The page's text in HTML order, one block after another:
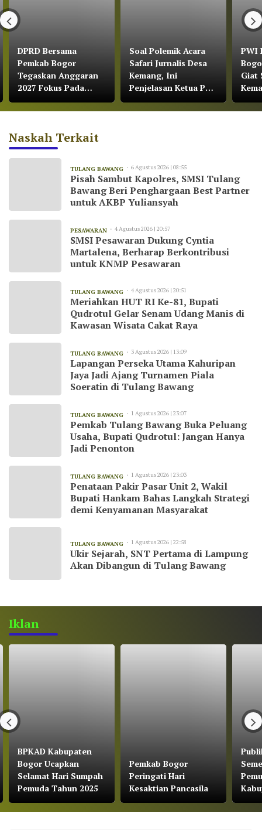
DPRD Bersama
Pemkab Bogor
Tegaskan Anggaran
2027 Fokus Pada
Pertumbuhan
Ekonomi dan
Pembangunan
Soal Polemik Acara
Safari Jurnalis Desa
Kemang, Ini
Penjelasan Ketua PWI
Kabupaten Bogor
PWI
Giat
Naskah Terkait
TULANG BAWANG 6 Agustus 2026 | 08:55
Pisah Sambut Kapolres, SMSI Tulang
Bawang Beri Penghargaan Best Partner
untuk AKBP Yuliansyah
PESAWARAN 4 Agustus 2026 | 20:57
SMSI Pesawaran Dukung Cyntia
Martalena, Berharap Berkontribusi
untuk KNMP Pesawaran
TULANG BAWANG 4 Agustus 2026 | 20:51
Meriahkan HUT RI Ke-81, Bupati
Qudrotul Gelar Senam Udang Manis di
Kawasan Wisata Cakat Raya
TULANG BAWANG 3 Agustus 2026 | 13:09
Lapangan Perseka Utama Kahuripan
Jaya Jadi Ajang Turnamen Piala
Soeratin di Tulang Bawang
TULANG BAWANG 1 Agustus 2026 | 23:07
Pemkab Tulang Bawang Buka Peluang
Usaha, Bupati Qudrotul: Jangan Hanya
Jadi Penonton
TULANG BAWANG 1 Agustus 2026 | 23:03
Penataan Pakir Pasar Unit 2, Wakil
Bupati Hankam Bahas Langkah Strategi
demi Kenyamanan Masyarakat
TULANG BAWANG 1 Agustus 2026 | 22:58
Ukir Sejarah, SNT Pertama di Lampung
Akan Dibangun di Tulang Bawang
Iklan
BPKAD Kabupaten
Bogor Ucapkan
Selamat Hari Sumpah
Pemuda Tahun 2025
Pemkab Bogor
Peringati Hari
Kesaktian Pancasila